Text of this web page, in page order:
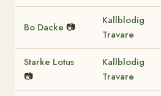
Bo Dacke 📷
Kallblodig
Travare
Starke Lotus
📷
Kallblodig
Travare